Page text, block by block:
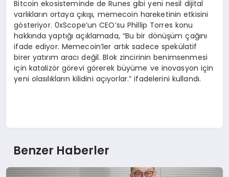
Bitcoin ekosisteminde de Runes gibi yeni nesil dijital
varlıkların ortaya çıkışı, memecoin hareketinin etkisini
gösteriyor. 0xScope’un CEO’su Phillip Torres konu
hakkında yaptığı açıklamada, “Bu bir dönüşüm çağını
ifade ediyor. Memecoin’ler artık sadece spekülatif
birer yatırım aracı değil. Blok zincirinin benimsenmesi
için katalizör görevi görerek büyüme ve inovasyon için
yeni olasılıkların kilidini açıyorlar.” ifadelerini kullandı.
Benzer Haberler